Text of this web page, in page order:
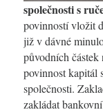
společnosti s
povinností vložit
již v dávné
původních částek
povinnost kapitál
společnosti.
zakládat